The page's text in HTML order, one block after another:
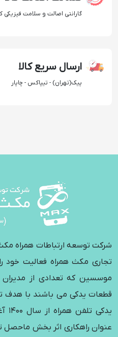
گارانتی اصالت و سلامت فیزیکی کالا
ارسال سریع کالا
پیک(تهران) - تیپاکس - چاپار
توسعه ارتباطات همراه مکث
مکث همراه فعالیت خود را
که تعدادی از مدیران
یدکی می باشند با هدف
یدکی تلفن
راهکاری اثر بخش ماحصل